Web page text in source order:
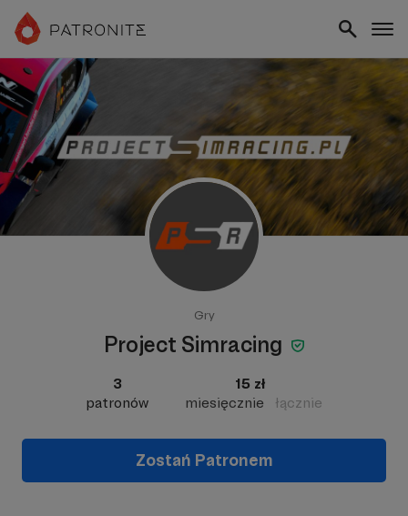
Gry
Project Simracing
3
patronów
15 zł
miesięcznie
łącznie
Zostań Patronem